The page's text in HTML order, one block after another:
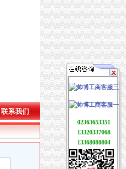
联系我们
02363653351
13320337068
13368080804